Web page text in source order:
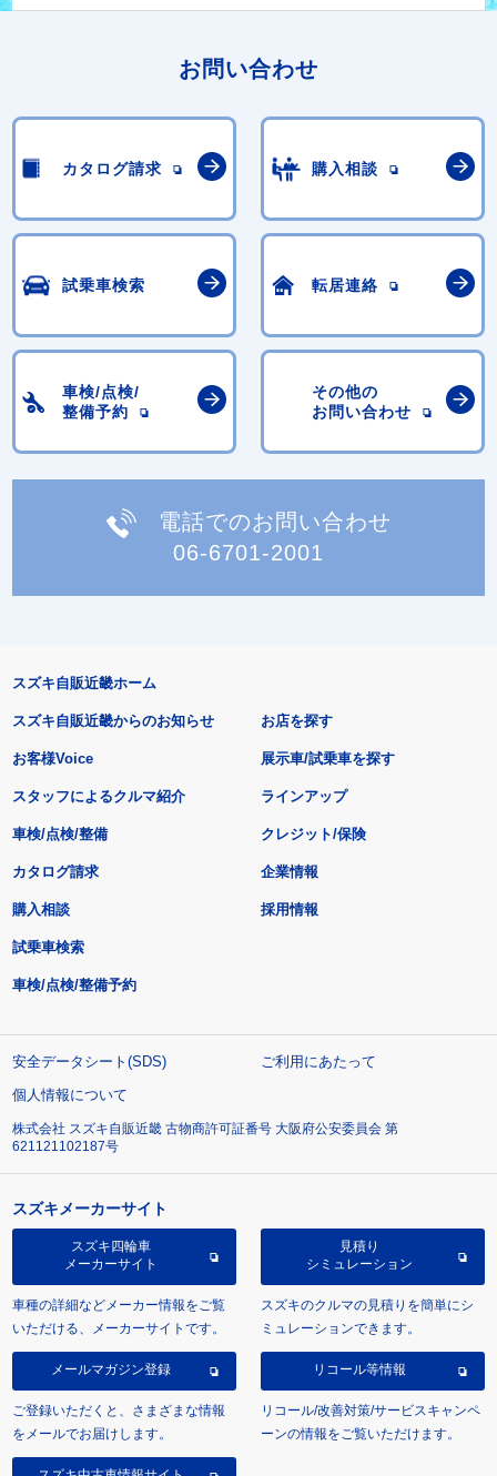
お問い合わせ
カタログ請求 購入相談
試乗車検索 転居連絡
車検/点検/
整備予約
その他の
お問い合わせ
電話でのお問い合わせ
06-6701-2001
スズキ自販近畿ホーム
スズキ自販近畿からのお知らせ
お客様Voice
スタッフによるクルマ紹介
お店を探す
展示車/試乗車を探す
ラインアップ
車検/点検/整備 クレジット/保険
カタログ請求
購入相談
試乗車検索
車検/点検/整備予約
企業情報
採用情報
安全データシート(SDS)
ご利用にあたって
個人情報について
株式会社 スズキ自販近畿 古物商許可証番号 大阪府公安委員会 第
621121102187号
スズキメーカーサイト
スズキ四輪車
メーカーサイト
車種の詳細などメーカー情報をご覧
いただける、メーカーサイトです。
見積り
シミュレーション
スズキのクルマの見積りを簡単にシ
ミュレーションできます。
メールマガジン登録
ご登録いただくと、さまざまな情報
をメールでお届けします。
リコール等情報
リコール/改善対策/サービスキャンペ
ーンの情報をご覧いただけます。